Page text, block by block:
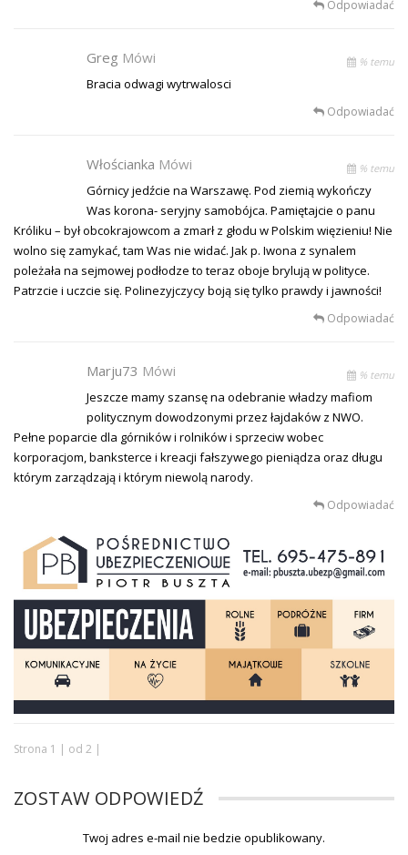
Odpowiadać
Greg Mówi % temu
Bracia odwagi wytrwalosci
Odpowiadać
Włościanka Mówi % temu
Górnicy jedźcie na Warszawę. Pod ziemią wykończy
Was korona- seryjny samobójca. Pamiętajcie o panu
Króliku – był obcokrajowcom a zmarł z głodu w Polskim więzieniu! Nie
wolno się zamykać, tam Was nie widać. Jak p. Iwona z synalem
poleżała na sejmowej podłodze to teraz oboje brylują w polityce.
Patrzcie i uczcie się. Polinezyjczycy boją się tylko prawdy i jawności!
Odpowiadać
Marju73 Mówi % temu
Jeszcze mamy szansę na odebranie władzy mafiom
politycznym dowodzonymi przez łajdaków z NWO.
Pełne poparcie dla górników i rolników i sprzeciw wobec
korporacjom, banksterce i kreacji fałszywego pieniądza oraz długu
którym zarządzają i którym niewolą narody.
Odpowiadać
Strona 1 | od 2 |
ZOSTAW ODPOWIEDŹ
Twoj adres e-mail nie bedzie opublikowany.